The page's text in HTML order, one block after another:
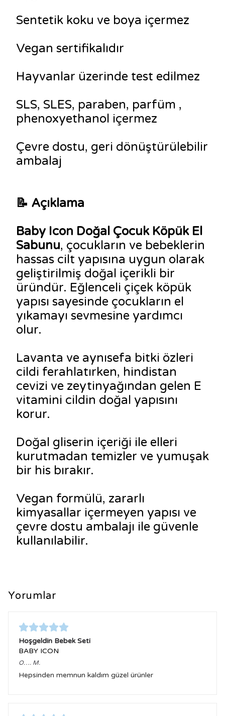
Sentetik koku ve boya içermez
Vegan sertifikalıdır
Hayvanlar üzerinde test edilmez
SLS, SLES, paraben, parfüm ,
phenoxyethanol içermez
Çevre dostu, geri dönüştürülebilir
ambalaj
📝 Açıklama
Baby Icon Doğal Çocuk Köpük El
Sabunu, çocukların ve bebeklerin
hassas cilt yapısına uygun olarak
geliştirilmiş doğal içerikli bir
üründür. Eğlenceli çiçek köpük
yapısı sayesinde çocukların el
yıkamayı sevmesine yardımcı
olur.
Lavanta ve aynısefa bitki özleri
cildi ferahlatırken, hindistan
cevizi ve zeytinyağından gelen E
vitamini cildin doğal yapısını
korur.
Doğal gliserin içeriği ile elleri
kurutmadan temizler ve yumuşak
bir his bırakır.
Vegan formülü, zararlı
kimyasallar içermeyen yapısı ve
çevre dostu ambalajı ile güvenle
kullanılabilir.
Yorumlar
Hoşgeldin Bebek Seti
BABY ICON
O…. M.
Hepsinden memnun kaldım güzel ürünler